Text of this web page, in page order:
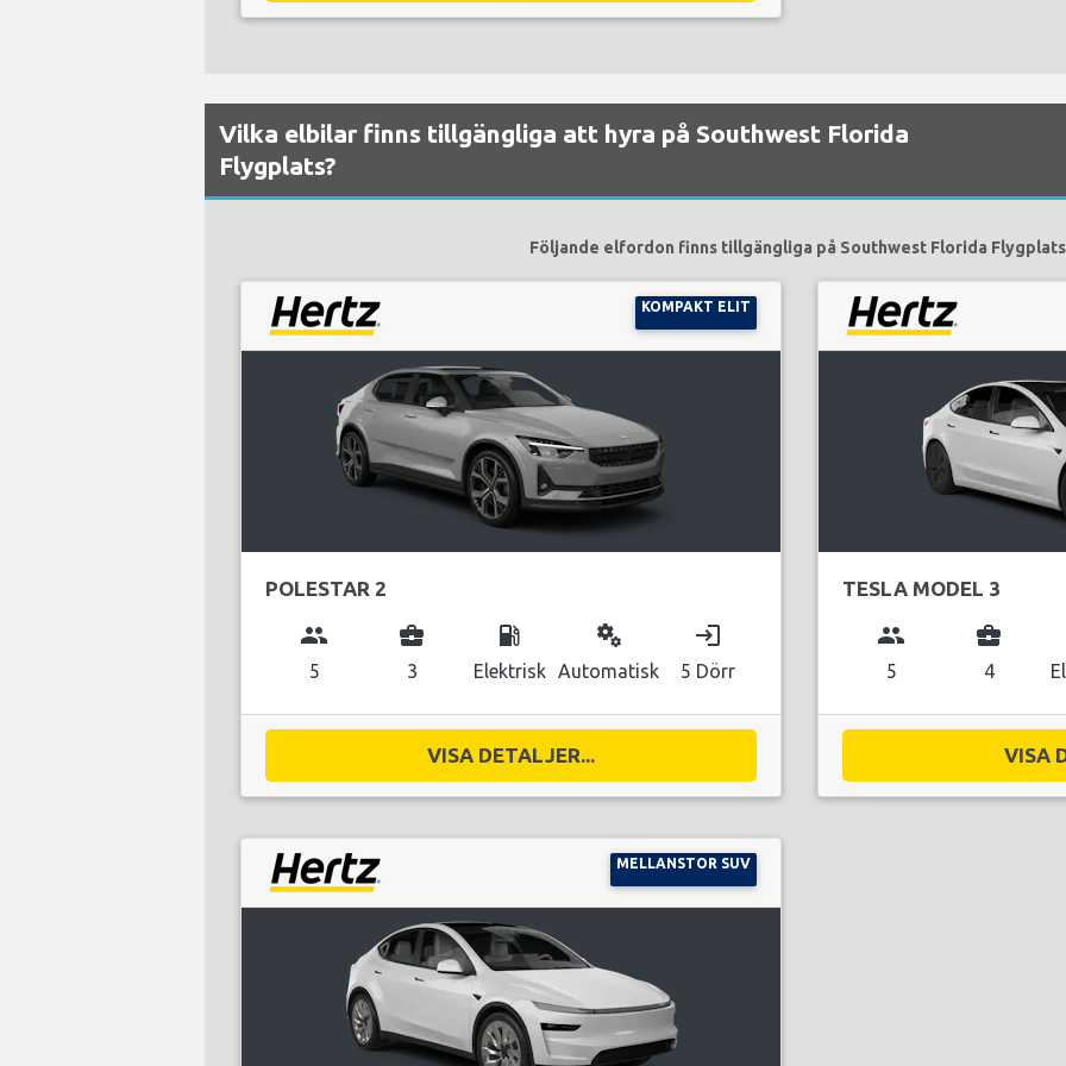
Vilka elbilar finns tillgängliga att hyra på Southwest Florida
Flygplats?
Följande elfordon finns tillgängliga på Southwest Florida
KOMPAKT ELIT
POLESTAR 2
group
5
business_center
3
local_gas_station
Elektrisk
miscellaneous_services
Automatisk
login
5 Dörr
VISA DETALJER...
TESLA MODEL 3
group
5
business_center
4
VISA
MELLANSTOR SUV